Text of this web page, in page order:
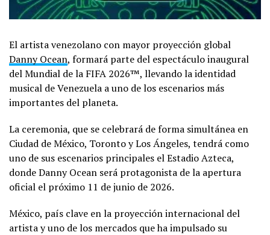
El artista venezolano con mayor proyección global
Danny Ocean, formará parte del espectáculo inaugural
del Mundial de la FIFA 2026™️, llevando la identidad
musical de Venezuela a uno de los escenarios más
importantes del planeta.
La ceremonia, que se celebrará de forma simultánea en
Ciudad de México, Toronto y Los Ángeles, tendrá como
uno de sus escenarios principales el Estadio Azteca,
donde Danny Ocean será protagonista de la apertura
oficial el próximo 11 de junio de 2026.
México, país clave en la proyección internacional del
artista y uno de los mercados que ha impulsado su